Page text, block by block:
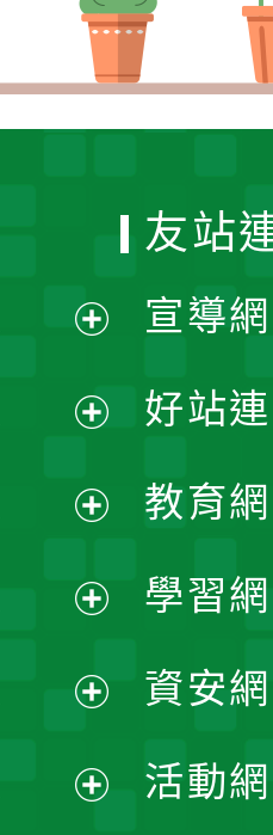
開
選
單
開
選
單
開
選
單
開
選
開
友站
宣導
好站
教育
學習
資安
活動